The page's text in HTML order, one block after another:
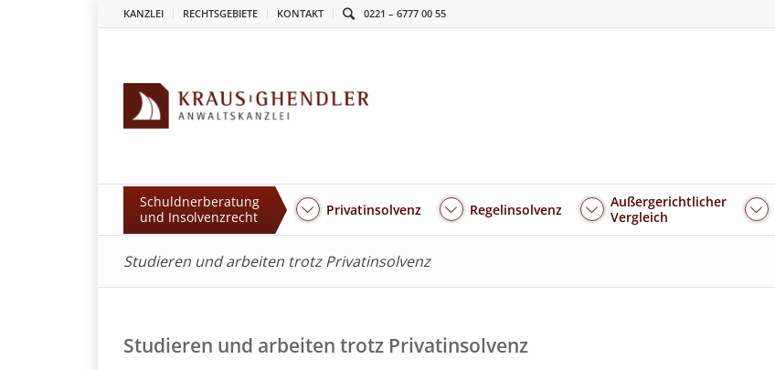
KANZLEI RECHTSGEBIETE KONTAKT 0221 – 6777 00 55
Schuldnerberatung
und Insolvenzrecht
Privatinsolvenz Regelinsolvenz
Außergerichtlicher
Vergleich
Studieren und arbeiten trotz Privatinsolvenz
Studieren und arbeiten trotz Privatinsolvenz